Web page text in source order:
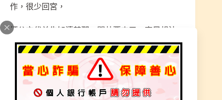
作，很少回宮，
師父交代弟告知清楚那一關劫要來了，李兄想法:
很鐵齒的，要叫我注意？我完全不以為意，想說我
身體那麼勇，外面也無冤無仇，是要我注意什麼？
這段時間不想這麼多持續工作著！